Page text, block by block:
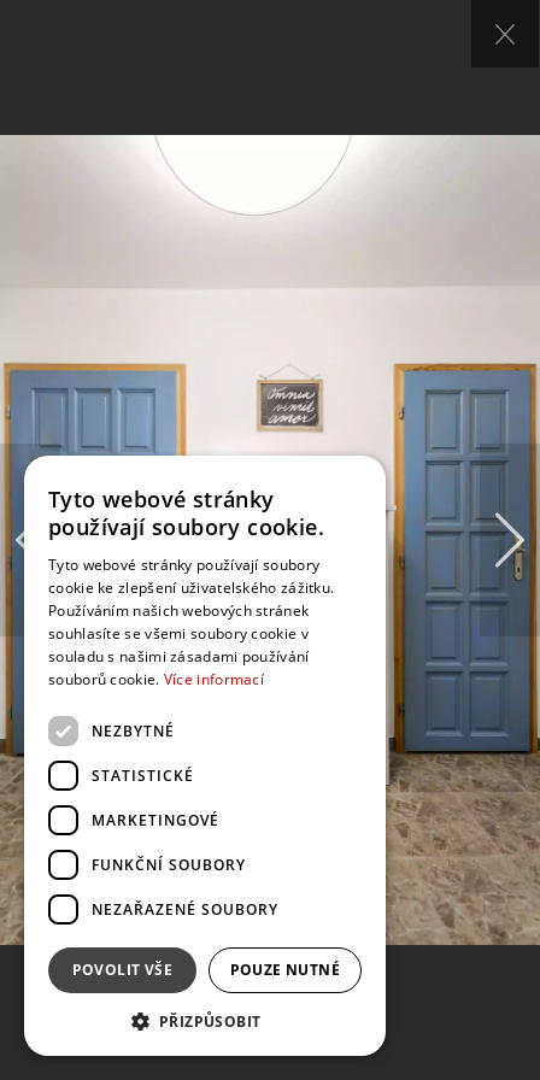
Tyto webové stránky
používají soubory cookie.
Tyto webové stránky používají soubory
cookie ke zlepšení uživatelského zážitku.
Používáním našich webových stránek
souhlasíte se všemi soubory cookie v
souladu s našimi zásadami používání
souborů cookie. Více informací
NEZBYTNÉ
STATISTICKÉ
MARKETINGOVÉ
FUNKČNÍ SOUBORY
NEZAŘAZENÉ SOUBORY
POVOLIT VŠE POUZE NUTNÉ
PŘIZPŮSOBIT